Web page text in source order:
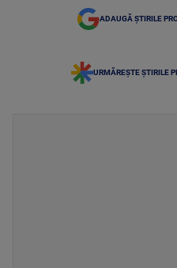
ADAUGĂ ȘTIRILE
URMĂREȘTE ȘTIRILE